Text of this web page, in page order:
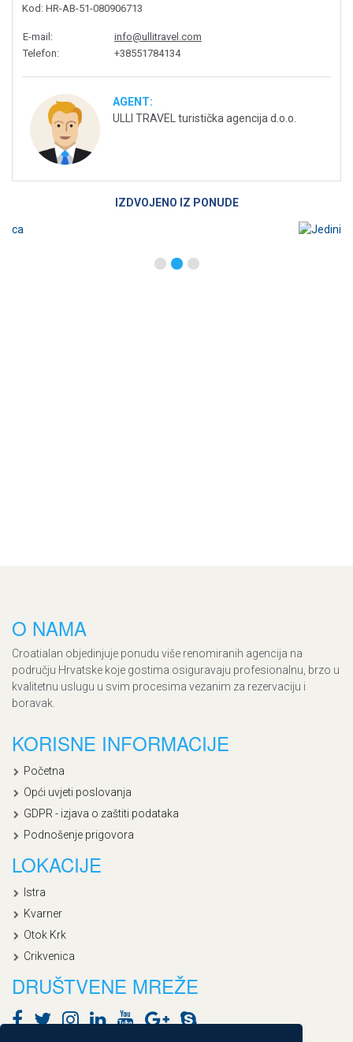
Kod: HR-AB-51-080906713
E-mail:
info@ullitravel.com
Telefon: +38551784134
AGENT:
ULLI TRAVEL turistička agencija d.o.o.
IZDVOJENO IZ PONUDE
O NAMA
Croatialan objedinjuje ponudu više renomiranih agencija na
području Hrvatske koje gostima osiguravaju profesionalnu, brzo u
kvalitetnu uslugu u svim procesima vezanim za rezervaciju i
boravak.
KORISNE INFORMACIJE
Početna
Opći uvjeti poslovanja
GDPR - izjava o zaštiti podataka
Podnošenje prigovora
LOKACIJE
Istra
Kvarner
Otok Krk
Crikvenica
DRUŠTVENE MREŽE